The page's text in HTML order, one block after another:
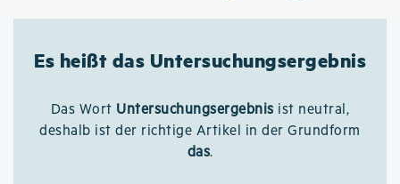
Es heißt das Untersuchungsergebnis
Das Wort Untersuchungsergebnis ist neutral,
deshalb ist der richtige Artikel in der Grundform
das.